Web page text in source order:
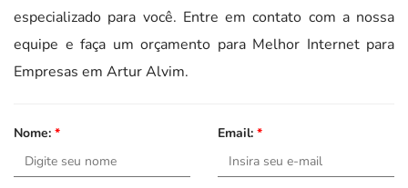
especializado para você. Entre em contato com a nossa
equipe e faça um orçamento para Melhor Internet para
Empresas em Artur Alvim.
Nome: * Email: *